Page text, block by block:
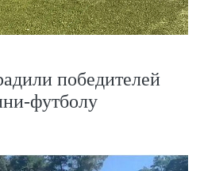
победителей
футболу